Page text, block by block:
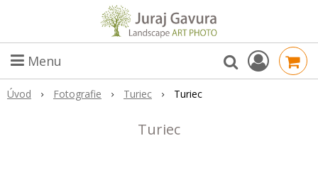
Menu
Úvod Fotografie Turiec Turiec
Turiec